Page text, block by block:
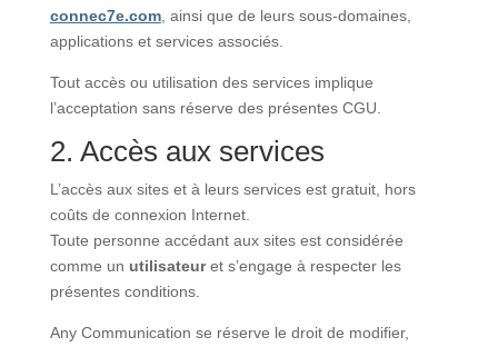
connec7e.com, ainsi que de leurs sous-domaines,
applications et services associés.
Tout accès ou utilisation des services implique
l’acceptation sans réserve des présentes CGU.
2. Accès aux services
L’accès aux sites et à leurs services est gratuit, hors
coûts de connexion Internet.
Toute personne accédant aux sites est considérée
comme un utilisateuret s’engage à respecter les
présentes conditions.
Any Communication se réserve le droit de modifier,